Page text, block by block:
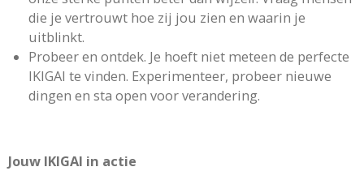
die je vertrouwt hoe zij jou zien en waarin je
uitblinkt.
Probeer en ontdek. Je hoeft niet meteen de perfecte
IKIGAI te vinden. Experimenteer, probeer nieuwe
dingen en sta open voor verandering.
Jouw IKIGAI in actie